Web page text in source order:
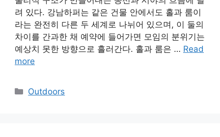
려 있다. 강남하퍼는 같은 건물 안에서도 홀과 룸이
라는 완전히 다른 두 세계로 나뉘어 있으며, 이 둘의
차이를 간과한 채 예약에 들어가면 모임의 분위기는
예상치 못한 방향으로 흘러간다. 홀과 룸은 … Read
more
Categories
Outdoors